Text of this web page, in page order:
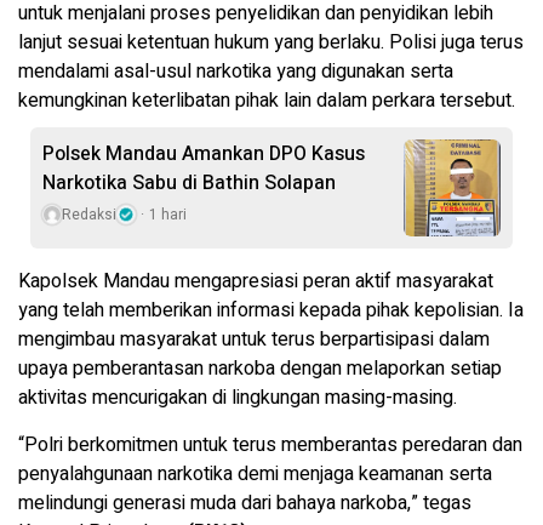
untuk menjalani proses penyelidikan dan penyidikan lebih
lanjut sesuai ketentuan hukum yang berlaku. Polisi juga terus
mendalami asal-usul narkotika yang digunakan serta
kemungkinan keterlibatan pihak lain dalam perkara tersebut.
Polsek Mandau Amankan DPO Kasus
Narkotika Sabu di Bathin Solapan
Redaksi 1 hari
Kapolsek Mandau mengapresiasi peran aktif masyarakat
yang telah memberikan informasi kepada pihak kepolisian. Ia
mengimbau masyarakat untuk terus berpartisipasi dalam
upaya pemberantasan narkoba dengan melaporkan setiap
aktivitas mencurigakan di lingkungan masing-masing.
“Polri berkomitmen untuk terus memberantas peredaran dan
penyalahgunaan narkotika demi menjaga keamanan serta
melindungi generasi muda dari bahaya narkoba,” tegas